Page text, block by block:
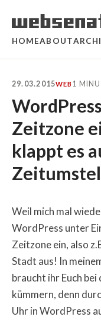
HOMEABOUT
29.03.2015WEB1
Zeitzone
klappt es
Weil mich mal
WordPress unter
Zeitzone ein, also
Stadt aus! In
braucht ihr Euch
kümmern, denn
Uhr in WordPress